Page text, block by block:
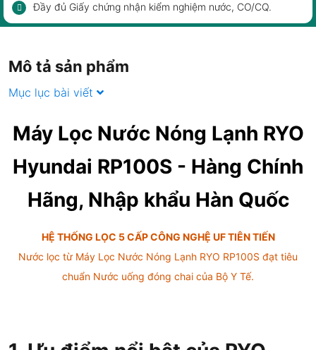
Đầy đủ Giấy chứng nhận kiểm nghiệm nước, CO/CQ.
Mô tả sản phẩm
Mục lục bài viết
Máy Lọc Nước Nóng Lạnh RYO
Hyundai RP100S - Hàng Chính
Hãng, Nhập khẩu Hàn Quốc
HỆ THỐNG LỌC 5 CẤP CÔNG NGHỆ UF TIÊN TIẾN
Nước lọc từ Máy Lọc Nước Nóng Lạnh RYO RP100S đạt tiêu
chuẩn Nước uống đóng chai của Bộ Y Tế.